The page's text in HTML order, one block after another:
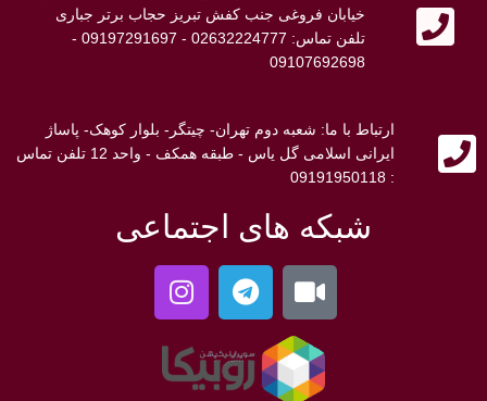
خیابان فروغی جنب کفش تبریز حجاب برتر جباری
تلفن تماس: 02632224777 - 09197291697 -
09107692698
ارتباط با ما: شعبه دوم تهران- چیتگر- بلوار کوهک- پاساژ
ایرانی اسلامی گل یاس - طبقه همکف - واحد 12 تلفن تماس
: 09191950118
شبکه های اجتماعی